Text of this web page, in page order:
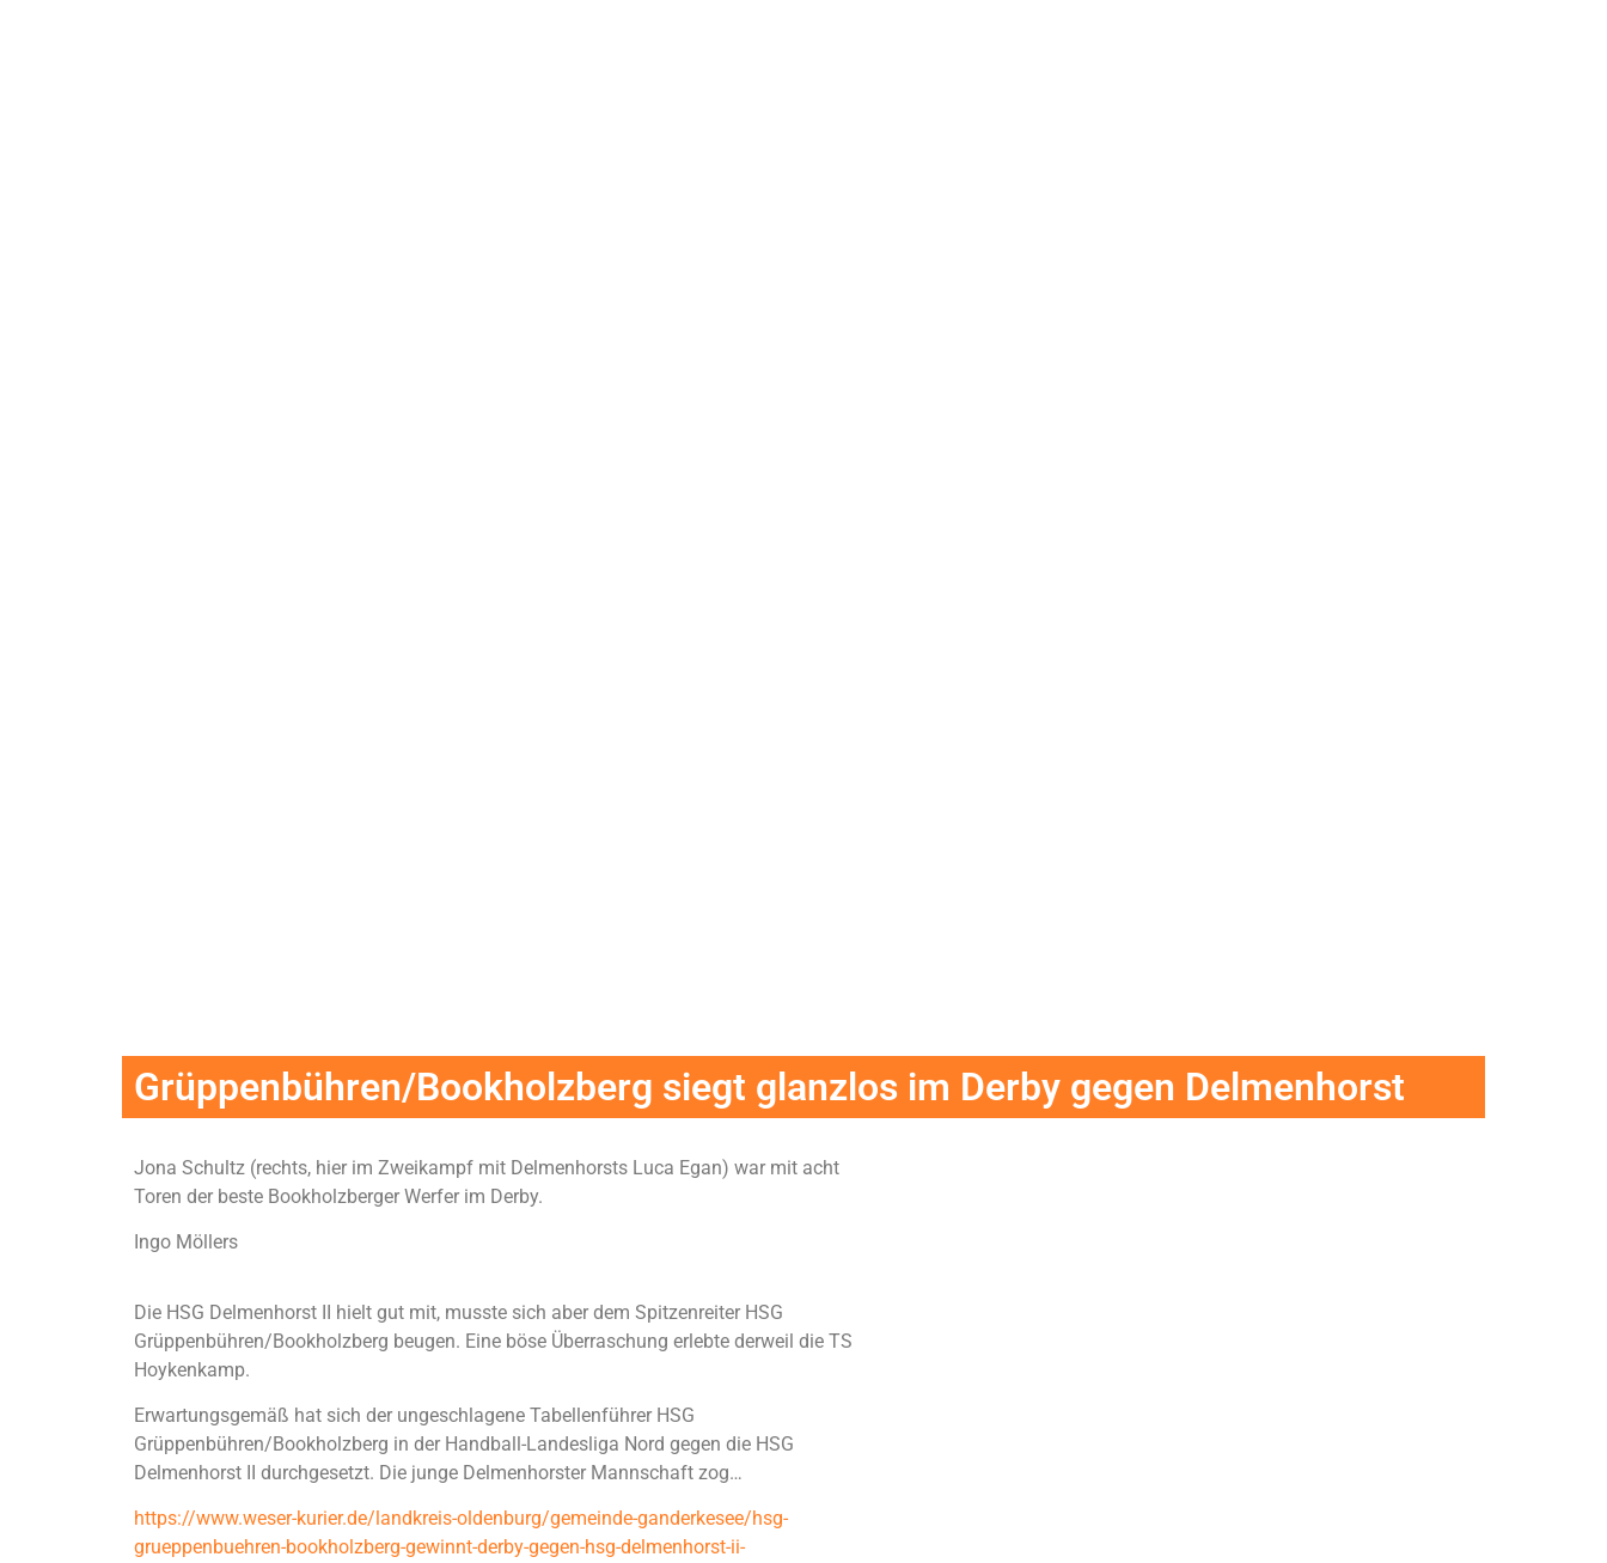
Grüppenbühren/Bookholzberg siegt glanzlos im Derby gegen Delmenhorst
Jona Schultz (rechts, hier im Zweikampf mit Delmenhorsts Luca Egan) war mit acht
Toren der beste Bookholzberger Werfer im Derby.
Ingo Möllers
Die HSG Delmenhorst II hielt gut mit, musste sich aber dem Spitzenreiter HSG
Grüppenbühren/Bookholzberg beugen. Eine böse Überraschung erlebte derweil die TS
Hoykenkamp.
Erwartungsgemäß hat sich der ungeschlagene Tabellenführer HSG
Grüppenbühren/Bookholzberg in der Handball-Landesliga Nord gegen die HSG
Delmenhorst II durchgesetzt. Die junge Delmenhorster Mannschaft zog…
https://www.weser-kurier.de/landkreis-oldenburg/gemeinde-ganderkesee/hsg-
grueppenbuehren-bookholzberg-gewinnt-derby-gegen-hsg-delmenhorst-ii-